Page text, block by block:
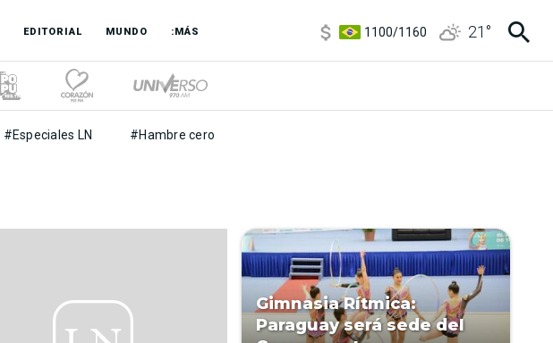
EDITORIAL MUNDO :MÁS
1100/1160
21 °
#Especiales LN #Hambre cero
Gimnasia Rítmica:
Paraguay será sede del